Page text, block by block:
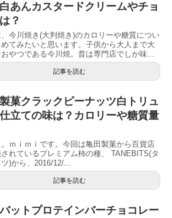
あんカスタードクリームやチョ
？
今川焼き(大判焼き)のカロリーや糖質につい
てみたいと思います。子供から大人まで大
やつである今川焼。昔は専門店でしか味...
記事を読む
菓クラックピーナッツ白トリュ
立ての味は？カロリーや糖質量
。ｍｉｍｉです。今回は亀田製菓から百貨店
れているプレミアム柿の種、 TANEBITS(タ
)から、2016/12/...
記事を読む
ットプロテインバーチョコレー